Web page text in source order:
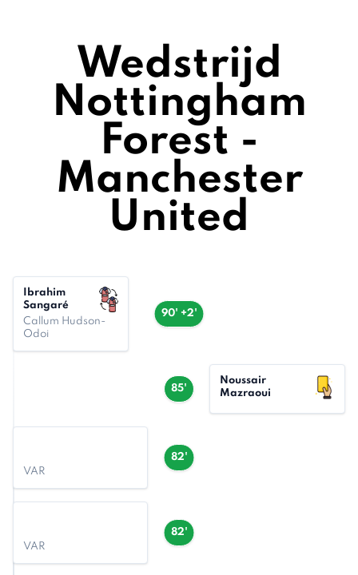
Wedstrijd
Nottingham
Forest -
Manchester
United
90' +2'
Ibrahim
Sangaré
Callum Hudson-
Odoi
85'
Noussair
Mazraoui
82'
VAR
82'
VAR